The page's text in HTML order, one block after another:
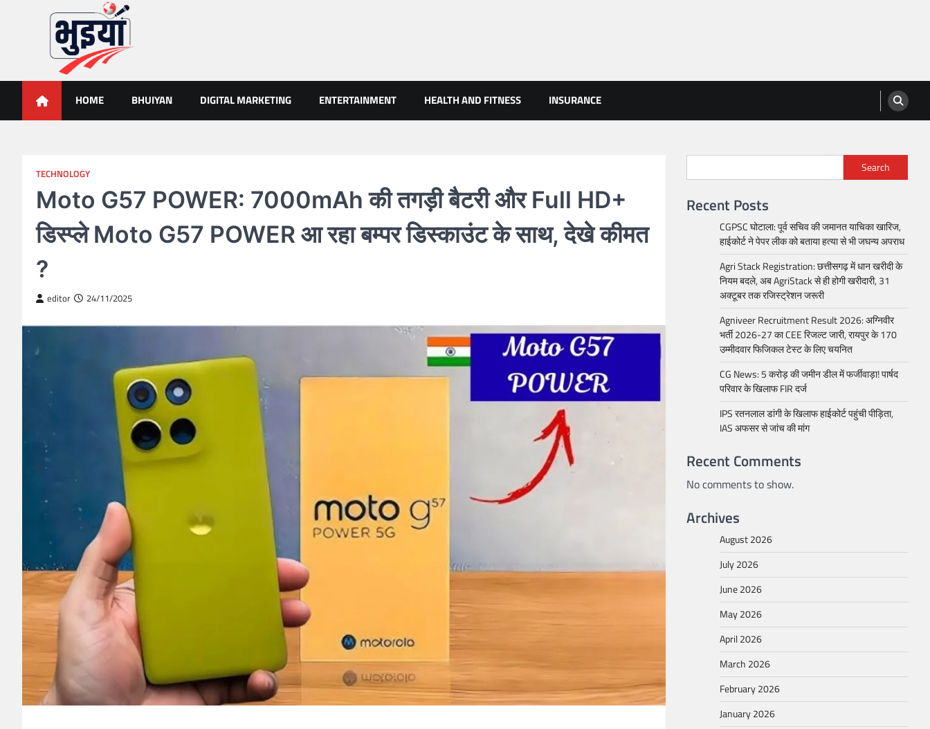
भुइयां, BHUIYAN, CG BHUIYAN NEWS
HOME BHUIYAN DIGITAL MARKETING ENTERTAINMENT HEALTH AND FITNESS INSURANCE
TECHNOLOGY
Moto G57 POWER: 7000mAh की तगड़ी बैटरी और Full HD+
डिस्प्ले Moto G57 POWER आ रहा बम्पर डिस्काउंट के साथ, देखे कीमत
?
editor 24/11/2025
Search
Recent Posts
CGPSC घोटाला: पूर्व सचिव की जमानत याचिका खारिज,
हाईकोर्ट ने पेपर लीक को बताया हत्या से भी जघन्य अपराध
Agri Stack Registration: छत्तीसगढ़ में धान खरीदी के
नियम बदले, अब AgriStack से ही होगी खरीदारी, 31
अक्टूबर तक रजिस्ट्रेशन जरूरी
Agniveer Recruitment Result 2026: अग्निवीर
भर्ती 2026-27 का CEE रिजल्ट जारी, रायपुर के 170
उम्मीदवार फिजिकल टेस्ट के लिए चयनित
CG News: 5 करोड़ की जमीन डील में फर्जीवाड़ा! पार्षद
परिवार के खिलाफ FIR दर्ज
IPS रतनलाल डांगी के खिलाफ हाईकोर्ट पहुंची पीड़िता,
IAS अफसर से जांच की मांग
Recent Comments
No comments to show.
Archives
August 2026
July 2026
June 2026
May 2026
April 2026
March 2026
February 2026
January 2026